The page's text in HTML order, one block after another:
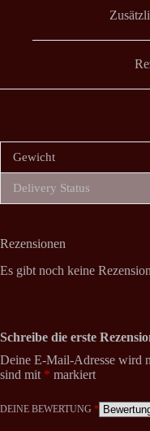
Gewicht
Delivery Status
Rezensionen
Es gibt noch keine
Schreibe die erste
Deine E-Mail-Adresse wird
sind mit * markiert
DEINE BEWERTUNG *